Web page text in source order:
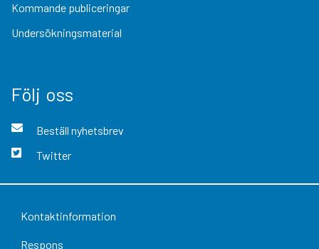
Kommande publiceringar
Undersökningsmaterial
Följ oss
Beställ nyhetsbrev
Twitter
Kontaktinformation
Respons